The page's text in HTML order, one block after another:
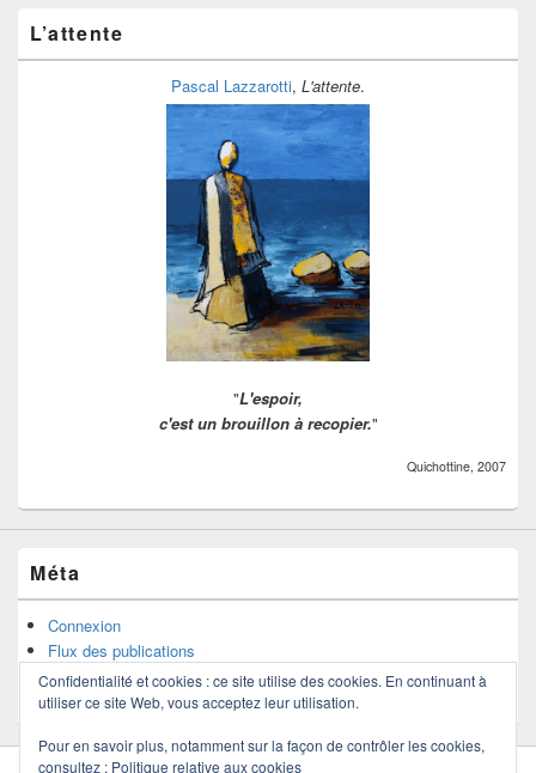
ranger
L’attente
Pascal Lazzarotti, L'attente.
"L'espoir,
c'est un brouillon à recopier."
Quichottine, 2007
Méta
Connexion
Flux des publications
Flux des commentaires
Site de WordPress-FR
Confidentialité et cookies : ce site utilise des cookies. En continuant à
utiliser ce site Web, vous acceptez leur utilisation.
Pour en savoir plus, notamment sur la façon de contrôler les cookies,
consultez : Politique relative aux cookies